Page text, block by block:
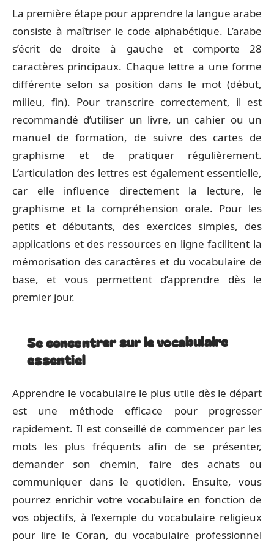
La première étape pour apprendre la langue arabe
consiste à maîtriser le code alphabétique. L’arabe
s’écrit de droite à gauche et comporte 28
caractères principaux. Chaque lettre a une forme
différente selon sa position dans le mot (début,
milieu, fin). Pour transcrire correctement, il est
recommandé d’utiliser un livre, un cahier ou un
manuel de formation, de suivre des cartes de
graphisme et de pratiquer régulièrement.
L’articulation des lettres est également essentielle,
car elle influence directement la lecture, le
graphisme et la compréhension orale. Pour les
petits et débutants, des exercices simples, des
applications et des ressources en ligne facilitent la
mémorisation des caractères et du vocabulaire de
base, et vous permettent d’apprendre dès le
premier jour.
Se concentrer sur le vocabulaire
essentiel
Apprendre le vocabulaire le plus utile dès le départ
est une méthode efficace pour progresser
rapidement. Il est conseillé de commencer par les
mots les plus fréquents afin de se présenter,
demander son chemin, faire des achats ou
communiquer dans le quotidien. Ensuite, vous
pourrez enrichir votre vocabulaire en fonction de
vos objectifs, à l’exemple du vocabulaire religieux
pour lire le Coran, du vocabulaire professionnel